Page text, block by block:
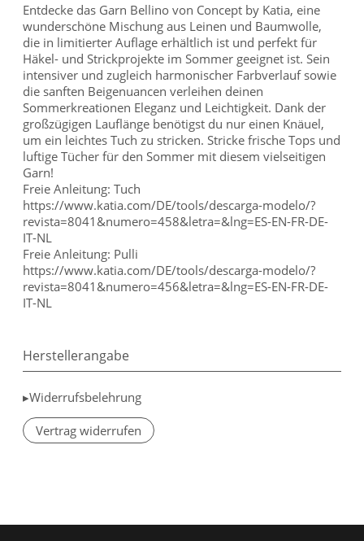
Entdecke das Garn Bellino von Concept by Katia, eine
wunderschöne Mischung aus Leinen und Baumwolle,
die in limitierter Auflage erhältlich ist und perfekt für
Häkel- und Strickprojekte im Sommer geeignet ist. Sein
intensiver und zugleich harmonischer Farbverlauf sowie
die sanften Beigenuancen verleihen deinen
Sommerkreationen Eleganz und Leichtigkeit. Dank der
großzügigen Lauflänge benötigst du nur einen Knäuel,
um ein leichtes Tuch zu stricken. Stricke frische Tops und
luftige Tücher für den Sommer mit diesem vielseitigen
Garn!
Freie Anleitung: Tuch
https://www.katia.com/DE/tools/descarga-modelo/?
revista=8041&numero=458&letra=&lng=ES-EN-FR-DE-
IT-NL
Freie Anleitung: Pulli
https://www.katia.com/DE/tools/descarga-modelo/?
revista=8041&numero=456&letra=&lng=ES-EN-FR-DE-
IT-NL
Herstellerangabe
▸Widerrufsbelehrung
Vertrag widerrufen